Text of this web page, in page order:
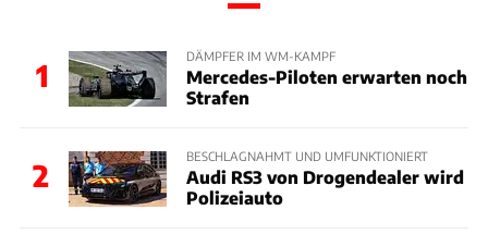
1
DÄMPFER IM WM-KAMPF
Mercedes-Piloten erwarten noch
Strafen
2
BESCHLAGNAHMT UND UMFUNKTIONIERT
Audi RS3 von Drogendealer wird
Polizeiauto